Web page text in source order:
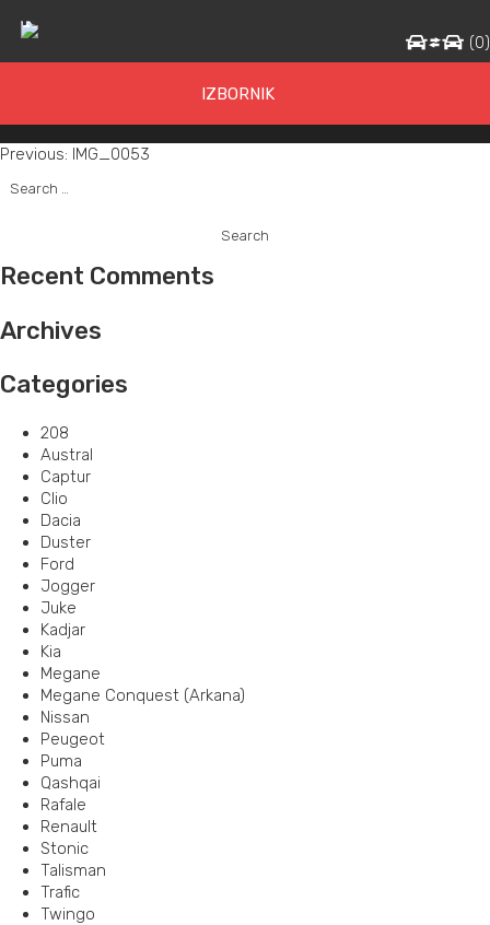
IZBORNIK
(0)
IMG_0053
Post
navigation
Previous: IMG_0053
for:
Recent Comments
Archives
Categories
208
Austral
Captur
Clio
Dacia
Duster
Ford
Jogger
Juke
Kadjar
Kia
Megane
Megane Conquest (Arkana)
Nissan
Peugeot
Puma
Qashqai
Rafale
Renault
Stonic
Talisman
Trafic
Twingo